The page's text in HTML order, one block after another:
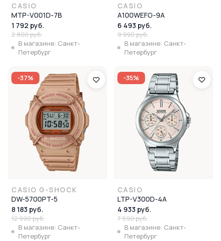
CASIO
MTP-V001D-7B
1 792 руб.
2 800 руб.
В магазине: Санкт-
Петербург
CASIO
A100WEFG-9A
6 493 руб.
9 990 руб.
В магазине: Санкт-
Петербург
-37%
CASIO G-SHOCK
DW-5700PT-5
8 183 руб.
12 990 руб.
В магазине: Санкт-
Петербург
-35%
CASIO
LTP-V300D-4A
4 933 руб.
7 590 руб.
В магазине: Санкт-
Петербург